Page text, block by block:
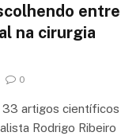
entre
na cirurgia
0
33 artigos científicos
Rodrigo Ribeiro